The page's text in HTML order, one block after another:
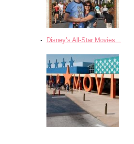
Disney’s All-Star Movies...